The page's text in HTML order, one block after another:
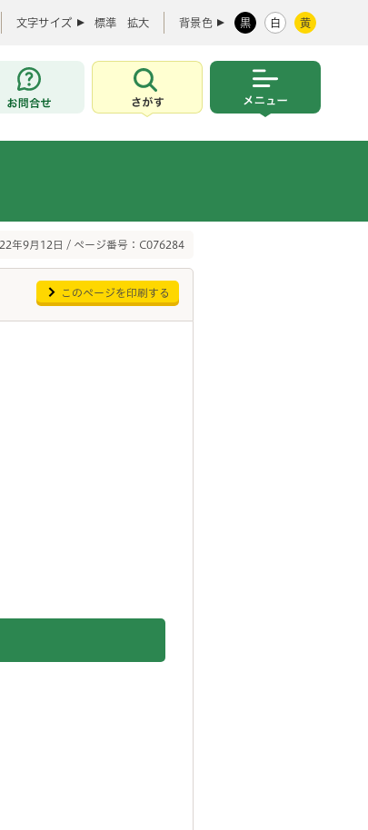
文字サイズ 標準 拡大 背景色 黒 白 黄
お問合せ
さがす
年9月12日 / ページ番号：C076284
このページを印刷する